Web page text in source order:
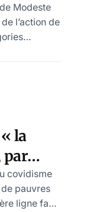
Modeste
l’action de
thèse de
pandémie
pour co
la
par
covidisme
pauvres
ligne face